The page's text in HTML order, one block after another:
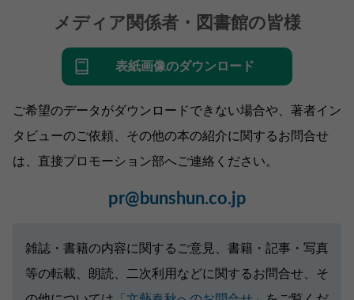
メディア関係者・図書館の皆様
表紙画像のダウンロード
ご希望のデータがダウンロードできない場合や、著者イン
タビューのご依頼、その他の本の紹介に関するお問合せ
は、直接プロモーション部へご連絡ください。
pr@bunshun.co.jp
雑誌・書籍の内容に関するご意見、書籍・記事・写真
等の転載、朗読、二次利用などに関するお問合せ、そ